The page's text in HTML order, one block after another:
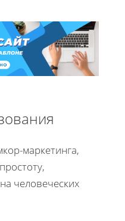
маркетинга,
человеческих